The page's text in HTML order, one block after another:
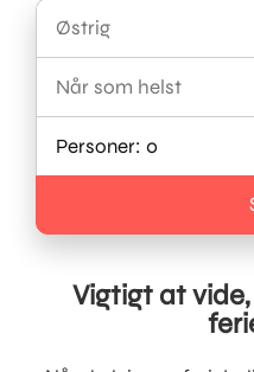
Vigtigt at